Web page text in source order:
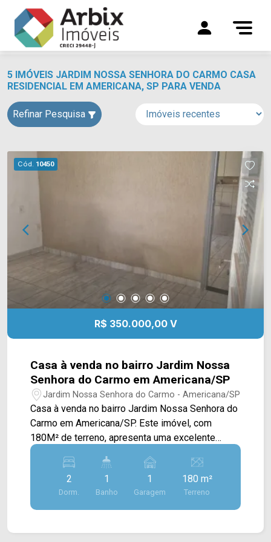
5 IMÓVEIS JARDIM NOSSA SENHORA DO CARMO CASA
RESIDENCIAL EM AMERICANA, SP PARA VENDA
Refinar Pesquisa
Cód. 10450
R$ 350.000,00 V
Casa à venda no bairro Jardim Nossa
Senhora do Carmo em Americana/SP
Jardim Nossa Senhora do Carmo - Americana/SP
Casa à venda no bairro Jardim Nossa Senhora do
Carmo em Americana/SP. Este imóvel, com
180M² de terreno, apresenta uma excelente
oportunidade para quem busca versatilidade e
bom aproveitamento de espaço, contando com
duas casas independentes no mesmo lote. Cada
unidade foi planejada de forma funcional,
oferecendo sala de estar, sala de jantar integrada
2
Dorm.
1
Banho
1
Garagem
180 m²
Terreno